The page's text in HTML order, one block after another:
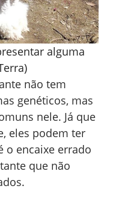
alguma
não tem
genéticos, mas
nele. Já que
eles podem ter
o encaixe errado
que não